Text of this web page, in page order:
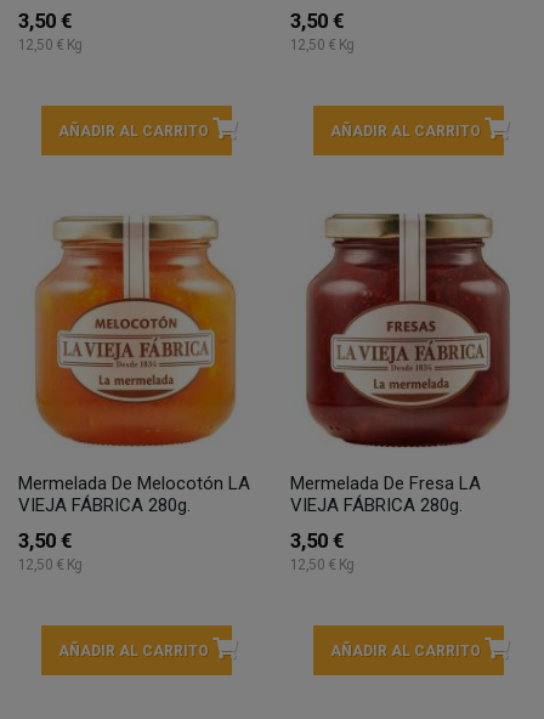
3,50 €
12,50 € Kg
AÑADIR AL CARRITO
3,50 €
12,50 € Kg
AÑADIR AL CARRITO
Mermelada De Melocotón LA
VIEJA FÁBRICA 280g.
3,50 €
12,50 € Kg
AÑADIR AL CARRITO
Mermelada De Fresa LA
VIEJA FÁBRICA 280g.
3,50 €
12,50 € Kg
AÑADIR AL CARRITO